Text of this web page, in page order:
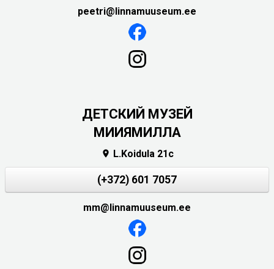
peetri@linnamuuseum.ee
ДЕТСКИЙ МУЗЕЙ
МИИЯМИЛЛА
 L.Koidula 21c
(+372) 601 7057
mm@linnamuuseum.ee